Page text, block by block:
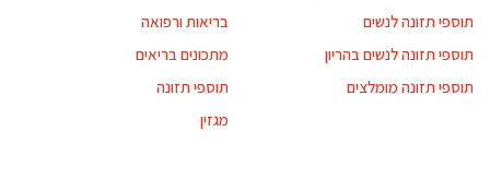
תוספי תזונה לנשים
תוספי תזונה לנשים בהריון
תוספי תזונה מומלצים
בריאות ורפואה
מתכונים בריאים
תוספי תזונה
מגזין